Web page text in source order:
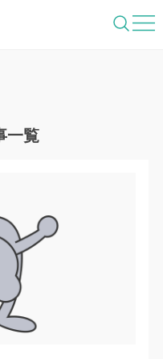
を照らすメディ
一覧